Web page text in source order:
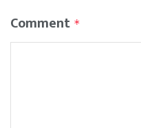
Comment *